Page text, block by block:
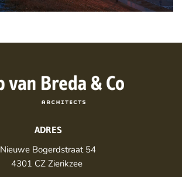
ADRES
Nieuwe Bogerdstraat 54
4301 CZ Zierikzee